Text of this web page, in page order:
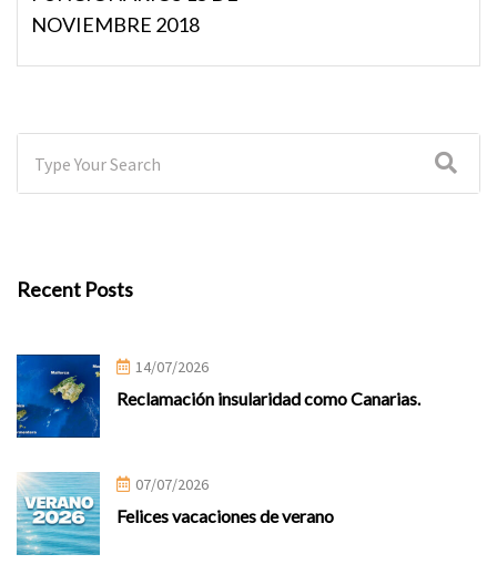
NOVIEMBRE 2018
Recent Posts
14/07/2026
Reclamación insularidad como Canarias.
07/07/2026
Felices vacaciones de verano